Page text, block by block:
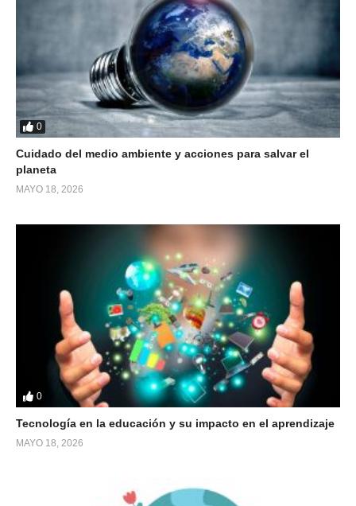
0
Cuidado del medio ambiente y acciones para salvar el
planeta
MAYO 18, 2026
0
Tecnología en la educación y su impacto en el aprendizaje
MAYO 18, 2026